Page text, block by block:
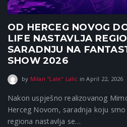
OD HERCEG NOVOG
LIFE NASTAVLJA
SARADNJU NA
SHOW 2026
by Milan "Lale" Lalic inApril 22, 2026
Nakon uspješno realizovanog
Herceg Novom, saradnja koju
regiona nastavlja se…